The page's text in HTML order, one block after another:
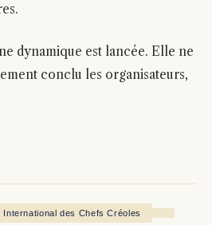
dynamique est lancée. Elle ne
conclu les organisateurs,
International des Chefs Créoles